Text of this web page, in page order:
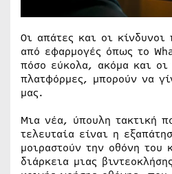
Οι απάτες και οι
από εφαρμογές όπως το
πόσο εύκολα, ακόμα και οι
πλατφόρμες, μπορούν να
μας.
Μια νέα, ύπουλη τακτική
τελευταία είναι η
μοιραστούν την οθόνη του
διάρκεια μιας